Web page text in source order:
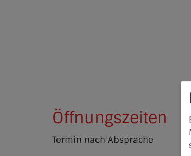
Öffnungszeiten
Termin nach Absprache